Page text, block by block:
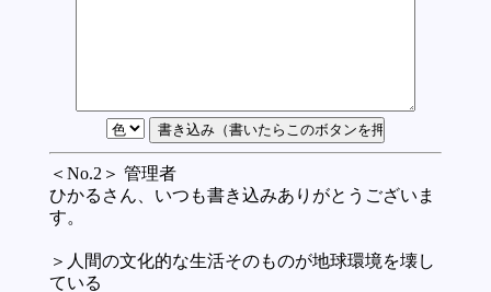
＜No.2＞ 管理者
ひかるさん、いつも書き込みありがとうございま
す。
＞人間の文化的な生活そのものが地球環境を壊し
ている